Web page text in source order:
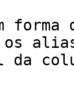
da